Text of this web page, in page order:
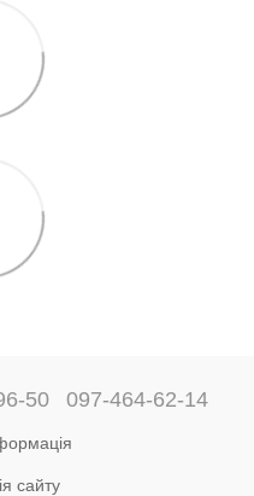
50 097-464-62-14
сайту